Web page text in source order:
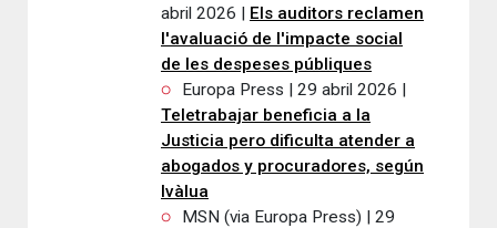
abril 2026 | Els auditors reclamen
l'avaluació de l'impacte social
de les despeses públiques
Europa Press | 29 abril 2026 |
Teletrabajar beneficia a la
Justicia pero dificulta atender a
abogados y procuradores, según
Ivàlua
MSN (via Europa Press) | 29